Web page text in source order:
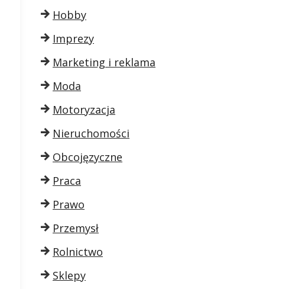
Hobby
Imprezy
Marketing i reklama
Moda
Motoryzacja
Nieruchomości
Obcojęzyczne
Praca
Prawo
Przemysł
Rolnictwo
Sklepy